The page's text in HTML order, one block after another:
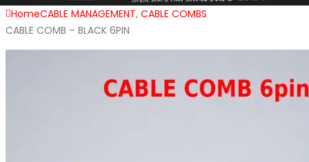
HomeCABLE MANAGEMENT, CABLE COMBS
CABLE COMB – BLACK 6PIN